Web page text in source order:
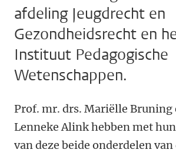
afdeling Jeugdrecht en
Gezondheidsrecht en
Instituut Pedagogische
Wetenschappen.
Prof. mr. drs. Mariëlle Bruning
Lenneke Alink hebben met
van deze beide onderdelen van